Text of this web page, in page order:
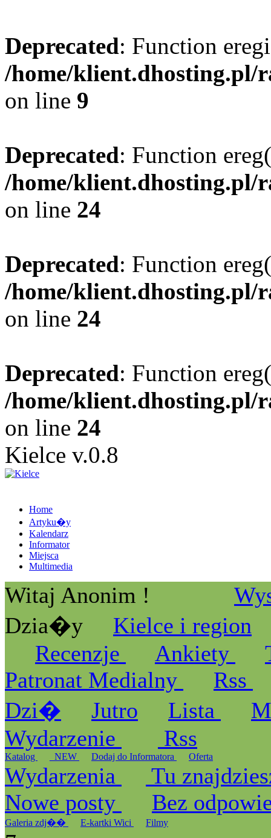
Deprecated: Function
/home/klient.dhosting.pl/
on line 9
Deprecated: Function
/home/klient.dhosting.pl/
on line 24
Deprecated: Function
/home/klient.dhosting.pl/
on line 24
Deprecated: Function
/home/klient.dhosting.pl/
on line 24
Kielce v.0.8
Home
Artyku�y
Kalendarz
Informator
Miejsca
Multimedia
Witaj Anonim !
Dzia�y
Kielce i region
Recenzje
Ankiety
Patronat Medialny
Rss
Dzi�
Jutro Lista
Wydarzenie
Rss
Katalog _NEW Dodaj do Informatora Oferta
Wydarzenia
Tu
Nowe posty
Bez
Galeria zdj�� E-kartki Wici Filmy